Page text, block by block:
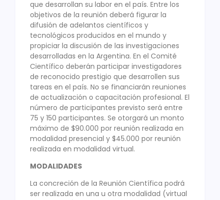
que desarrollan su labor en el país. Entre los
objetivos de la reunión deberá figurar la
difusión de adelantos científicos y
tecnológicos producidos en el mundo y
propiciar la discusión de las investigaciones
desarrolladas en la Argentina. En el Comité
Científico deberán participar investigadores
de reconocido prestigio que desarrollen sus
tareas en el país. No se financiarán reuniones
de actualización o capacitación profesional. El
número de participantes previsto será entre
75 y 150 participantes. Se otorgará un monto
máximo de $90.000 por reunión realizada en
modalidad presencial y $45.000 por reunión
realizada en modalidad virtual.
MODALIDADES
La concreción de la Reunión Científica podrá
ser realizada en una u otra modalidad (virtual